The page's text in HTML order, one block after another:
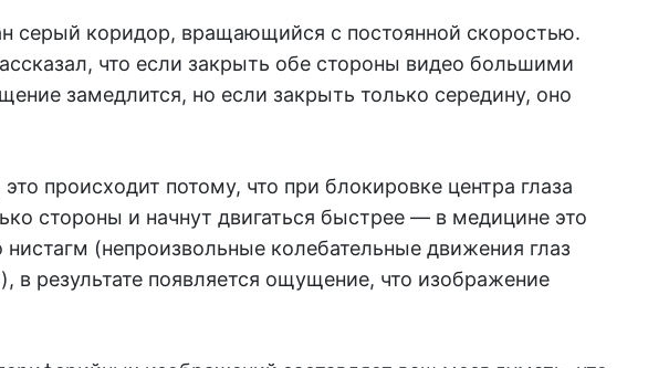
серый коридор, вращающийся с постоянной скоростью.
что если закрыть обе стороны видео большими
замедлится, но если закрыть только середину, оно
происходит потому, что при блокировке центра глаза
стороны и начнут двигаться быстрее — в медицине это
нистагм (непроизвольные колебательные движения глаз
в результате появляется ощущение, что изображение